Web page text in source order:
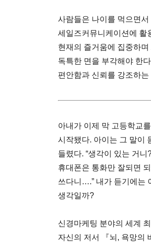
사람들은 나이를 먹으면
세일즈커뮤니케이션에 활
현재의 즐거움에 집중하
독특한 면을 부각해야 한
편안함과 신뢰를 강조하
아내가 이제 막 고등학교
시작됐다. 아이는 그 말이
들렸다. “생각이 있는 거
휴대폰은 통화만 잘되면
쓰다니….” 내가 듣기에는
생각일까?
신경마케팅 분야의 세계
자신의 저서 『뇌, 욕망의